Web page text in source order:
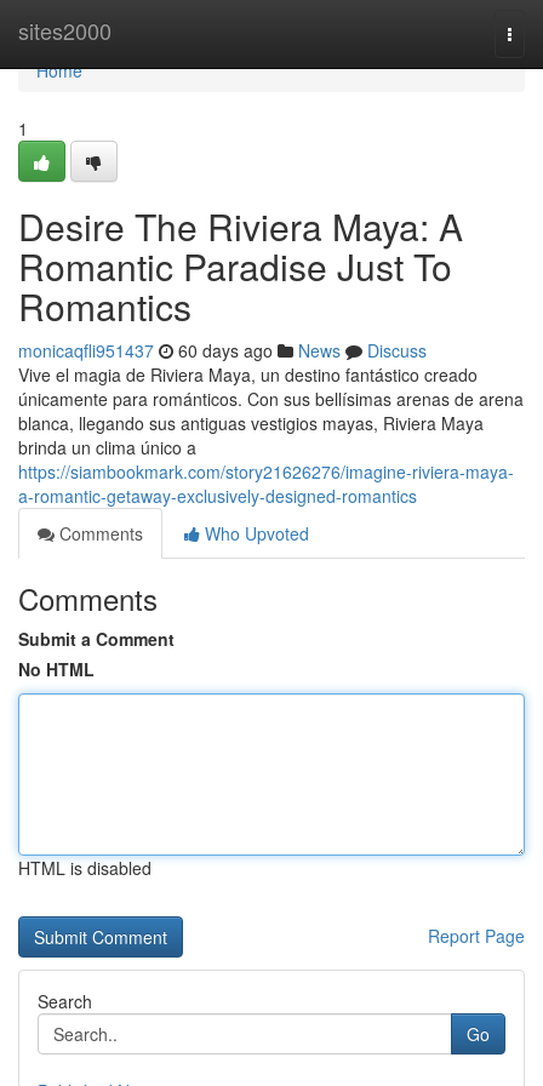
sites2000
Home
Home
1
Desire The Riviera Maya: A
Romantic Paradise Just To
Romantics
monicaqfli951437 60 days ago News
Discuss
Vive el magia de Riviera Maya, un destino fantástico creado
únicamente para románticos. Con sus bellísimas arenas de arena
blanca, llegando sus antiguas vestigios mayas, Riviera Maya
brinda un clima único a
https://siambookmark.com/story21626276/imagine-riviera-maya-
a-romantic-getaway-exclusively-designed-romantics
Comments
Who Upvoted
Comments
Submit a Comment
No HTML
HTML is disabled
Report Page
Search
Go